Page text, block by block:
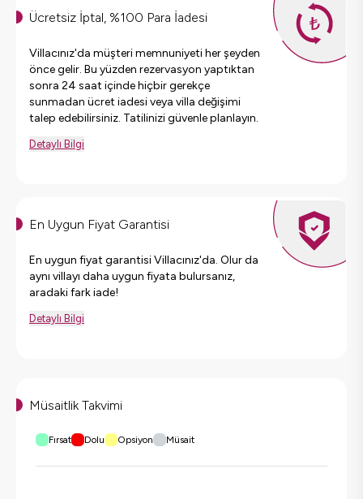
Ücretsiz İptal, %100 Para İadesi
Villacınız'da müşteri memnuniyeti her şeyden
önce gelir. Bu yüzden rezervasyon yaptıktan
sonra 24 saat içinde hiçbir gerekçe
sunmadan ücret iadesi veya villa değişimi
talep edebilirsiniz. Tatilinizi güvenle planlayın.
Detaylı Bilgi
En Uygun Fiyat Garantisi
En uygun fiyat garantisi Villacınız'da. Olur da
aynı villayı daha uygun fiyata bulursanız,
aradaki fark iade!
Detaylı Bilgi
Müsaitlik Takvimi
Fırsat Dolu Opsiyon Müsait